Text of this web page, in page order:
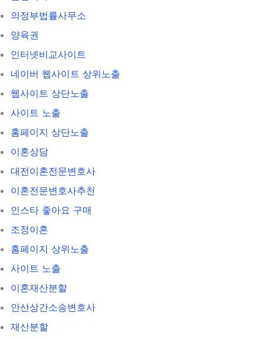
의정부법률사무소
양육권
인터넷비교사이트
네이버 웹사이트 상위노출
웹사이트 상단노출
사이트 노출
홈페이지 상단노출
이혼상담
대전이혼전문변호사
이혼전문변호사추천
인스타 좋아요 구매
조정이혼
홈페이지 상위노출
사이트 노출
이혼재산분할
안산상간소송변호사
재산분할